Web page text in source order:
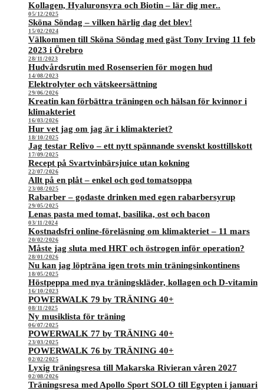
Kollagen, Hyaluronsyra och Biotin – lär dig mer..
05/12/2025
Sköna Söndag – vilken härlig dag det blev!
15/02/2024
Välkommen till Sköna Söndag med gäst Tony Irving 11 feb
2023 i Örebro
28/11/2023
Hudvårdsrutin med Rosenserien för mogen hud
14/08/2023
Elektrolyter och vätskeersättning
29/06/2026
Kreatin kan förbättra träningen och hälsan för kvinnor i
klimakteriet
16/03/2026
Hur vet jag om jag är i klimakteriet?
18/10/2025
Jag testar Relivo – ett nytt spännande svenskt kosttillskott
17/09/2025
Recept på Svartvinbärsjuice utan kokning
22/07/2026
Allt på en plåt – enkel och god tomatsoppa
23/08/2025
Rabarber – godaste drinken med egen rabarbersyrup
29/05/2025
Lenas pasta med tomat, basilika, ost och bacon
03/11/2024
Kostnadsfri online-föreläsning om klimakteriet – 11 mars
20/02/2026
Måste jag sluta med HRT och östrogen inför operation?
28/01/2026
Nu kan jag löpträna igen trots min träningsinkontinens
18/05/2025
Höstpeppa med nya träningskläder, kollagen och D-vitamin
16/10/2023
POWERWALK 79 by TRÄNING 40+
08/11/2025
Ny musiklista för träning
06/07/2025
POWERWALK 77 by TRÄNING 40+
23/03/2025
POWERWALK 76 by TRÄNING 40+
02/02/2025
Lyxig träningsresa till Makarska Rivieran våren 2027
02/08/2026
Träningsresa med Apollo Sport SOLO till Egypten i januari